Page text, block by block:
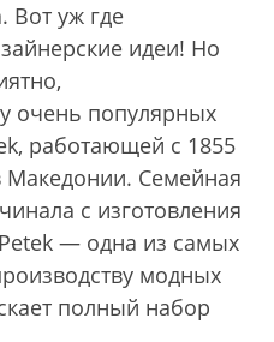
Вот уж где
идеи! Но
очень популярных
работающей с 1855
Македонии. Семейная
с изготовления
— одна из самых
модных
полный набор